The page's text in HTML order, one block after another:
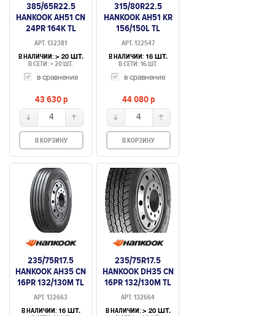
385/65R22.5
HANKOOK AH51 CN
24PR 164K TL
РУЛЕВАЯ УСИЛ
АРТ. 132381
В НАЛИЧИИ: > 20 ШТ.
В СЕТИ: > 20 ШТ.
в сравнение
43 630p
4
В КОРЗИНУ
315/80R22.5
HANKOOK AH51 KR
156/150L TL
РУЛЕВАЯ
АРТ. 132547
В НАЛИЧИИ: 16 ШТ.
В СЕТИ: 16 ШТ.
в сравнение
44 080p
4
В КОРЗИНУ
235/75R17.5
HANKOOK AH35 CN
16PR 132/130M TL
РУЛЕВАЯ
АРТ. 132663
В НАЛИЧИИ: 16 ШТ.
235/75R17.5
HANKOOK DH35 CN
16PR 132/130M TL
ВЕДУЩАЯ
АРТ. 132664
В НАЛИЧИИ: > 20 ШТ.